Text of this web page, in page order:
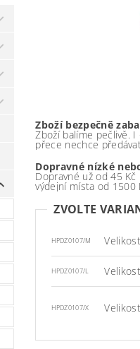
Zboží bezpečně
Zboží balíme pečlivě.
přece nechce
Dopravné nízké
Dopravné už od 45
výdejní místa od 1500
ZVOLTE
HPDZ0107/M
HPDZ0107/L
HPDZ0107/X